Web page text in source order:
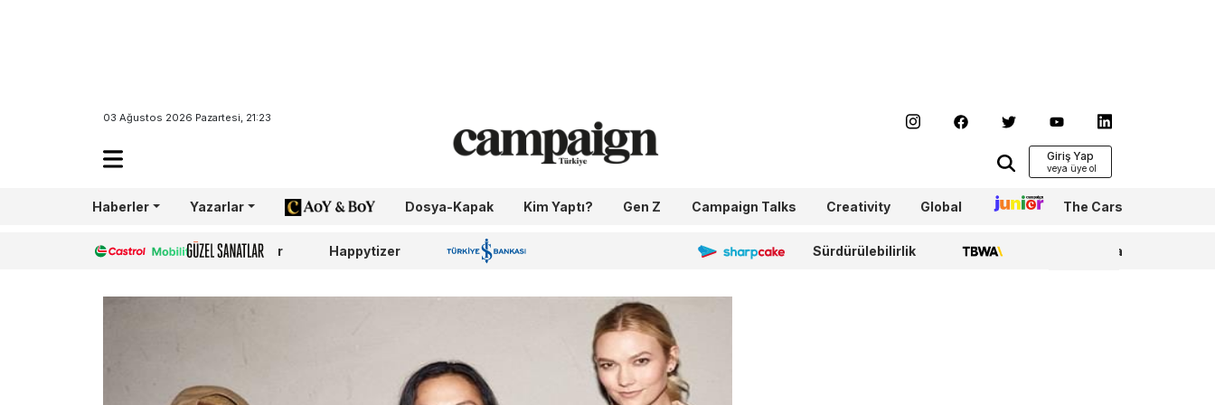
03 Ağustos 2026 Pazartesi, 21:23
Giriş Yap
Haberler Yazarlar AoY/BoY Dosya-Kapak Kim Yaptı? Gen Z Campaign Talks Creativity Global Junior The Cars
Castrol Güzel Sanatlar Happytizer İş Bankası 100.Yıl Sharpcake Sürdürülebilirlik TBWA WPP Media